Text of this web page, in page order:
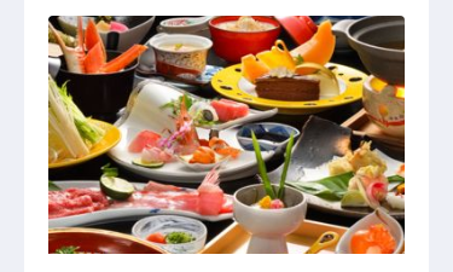
和食の調理スタッフ